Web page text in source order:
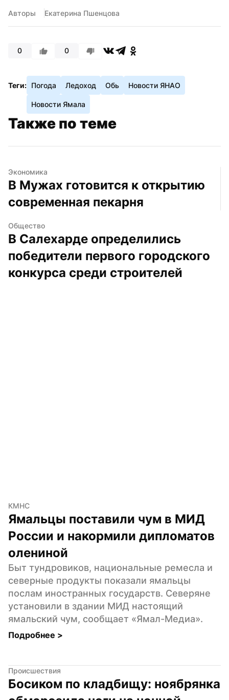
Авторы Екатерина Пшенцова
0 0
Теги: Погода Ледоход Обь Новости ЯНАО
Новости Ямала
Также по теме
Экономика
В Мужах готовится к открытию
современная пекарня
Общество
В Салехарде определились
победители первого городского
конкурса среди строителей
КМНС
Ямальцы поставили чум в МИД
России и накормили дипломатов
олениной
Быт тундровиков, национальные ремесла и
северные продукты показали ямальцы
послам иностранных государств. Северяне
установили в здании МИД настоящий
ямальский чум, сообщает «Ямал-Медиа».
Подробнее >
Происшествия
Босиком по кладбищу: ноябрянка